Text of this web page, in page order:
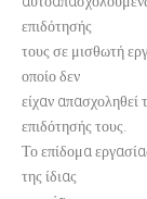
επιδότησής
τους σε μισθωτή
οποίο δεν
είχαν απασχοληθεί
επιδότησής τους.
Το επίδομα
της ίδιας